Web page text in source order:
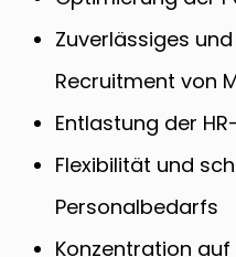
Zuverlässiges
Recruitment von
Entlastung der
Flexibilität und
Personalbedarfs
Konzentration